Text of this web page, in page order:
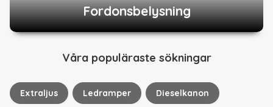
Fordonsbelysning
Våra populäraste sökningar
Extraljus Ledramper Dieselkanon